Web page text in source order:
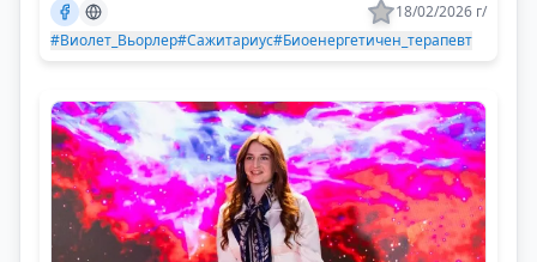
18/02/2026 г/
#Виолет_Вьорлер#Сажитариус#Биоенергетичен_терапевт